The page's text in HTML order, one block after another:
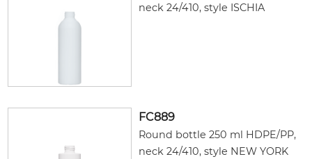
neck 24/410, style ISCHIA
FC889
Round bottle 250 ml HDPE/PP,
neck 24/410, style NEW YORK